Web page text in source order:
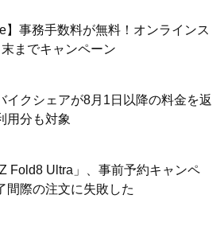
】事務手数料が無料！オンラインス
末までキャンペーン
イクシェアが8月1日以降の料金を返
用分も対象
Z Fold8 Ultra」、事前予約キャンペ
間際の注文に失敗した